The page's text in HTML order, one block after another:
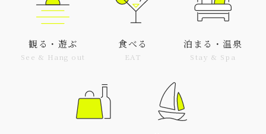
観る・遊ぶ
See & Hang out
食べる
EAT
泊まる・温泉
Stay & Spa